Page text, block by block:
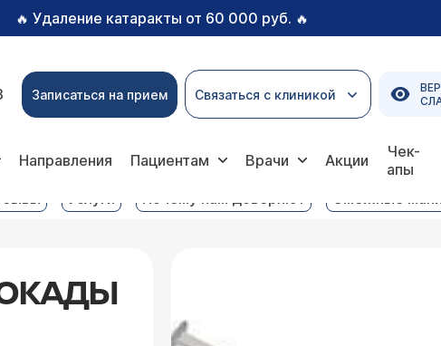
🔥 Удаление катаракты от 60 000 руб. 🔥
Записаться на прием Связаться с клиникой
Направления Пациентам Врачи Акции
Чек-
апы
Услуги Почему нам доверяют Смежные